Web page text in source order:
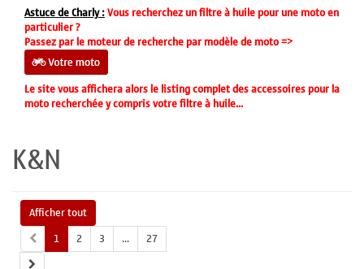
Astuce de Charly :Vous recherchez un filtre à huile pour une moto en
particulier ?
Passez par le moteur de recherche par modèle de moto =>
Le site vous affichera alors le listing complet des accessoires pour la
moto recherchée y compris votre filtre à huile...
K&N
Afficher tout
1
2 3 ... 27